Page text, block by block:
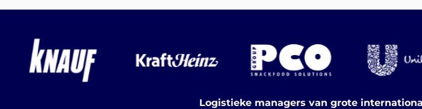
Logistieke managers van grote